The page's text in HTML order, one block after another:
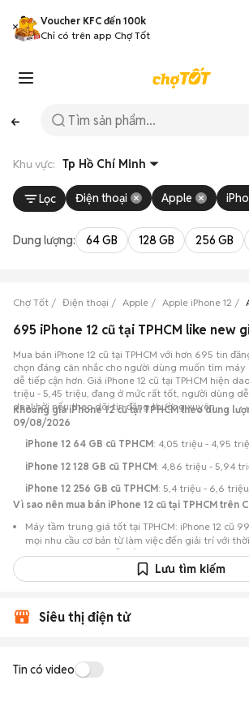
Voucher KFC đến 100k
Chỉ có trên app Chợ Tốt
Khu vực: Tp Hồ Chí Minh
Lọc Điện thoại Apple
Dung lượng: 64 GB 128 GB 256 GB
Chợ Tốt Điện thoại Apple Apple iPhone 12
Mua bán iPhone 12 cũ tại TPHCM với hơn 695 tin
chọn đáng cân nhắc cho người dùng muốn tìm
dễ tiếp cận hơn. Giá iPhone 12 cũ tại TPHCM hiện
triệu - 5,45 triệu, đang ở mức rất tốt, người dùng
deal hời nếu theo dõi tin đăng thường xuyên.
Khoảng giá iPhone 12 cũ tại TPHCM theo dung
09/08/2026
iPhone 12 64 GB cũ TPHCM: 4,05 triệu - 4,95
iPhone 12 128 GB cũ TPHCM: 4,86 triệu - 5,94
iPhone 12 256 GB cũ TPHCM: 5,4 triệu - 6,6 triệu
Vì sao nên mua bán iPhone 12 cũ tại TPHCM trên
Máy tầm trung giá tốt tại TPHCM: iPhone 12 cũ
mọi nhu cầu cơ bản từ làm việc đến giải trí với
nhưng có mức giá dễ tiếp cận hơn so với khi mới
Nguồn lựa chọn phong phú: Hơn 695 tin đăng tại
Chủ động kiểm tra máy: Dễ dàng hẹn gặp người
hình, màn hình và các chức năng của máy trước
chốt nhanh khi cả hai bên đồng ý về mức giá.
Lưu tìm kiếm
Siêu thị điện tử
Tin có video